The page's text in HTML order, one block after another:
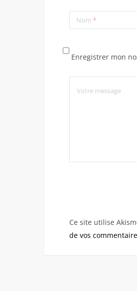
Nom *
Enregistrer mon
Ce site utilise
de vos